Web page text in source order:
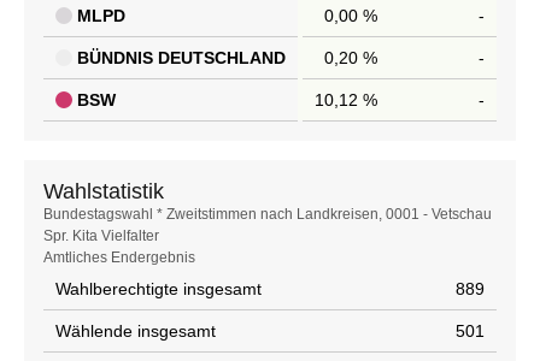
MLPD 0,00 % -
BÜNDNIS DEUTSCHLAND 0,20 % -
BSW 10,12 % -
Wahlstatistik
Wahlstatistik
Bundestagswahl * Zweitstimmen nach Landkreisen, 0001 - Vetschau
Spr. Kita Vielfalter
Amtliches Endergebnis
Wahlberechtigte insgesamt 889
Wählende insgesamt 501